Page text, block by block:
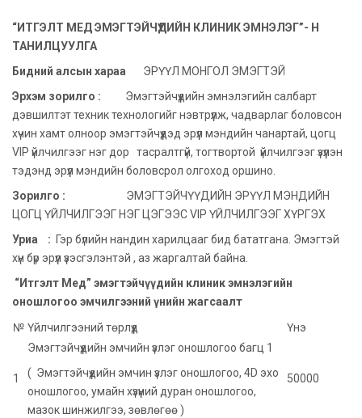
“ИТГЭЛТ МЕД ЭМЭГТЭЙЧҮҮДИЙН КЛИНИК ЭМНЭЛЭГ”- Н
ТАНИЛЦУУЛГА
Бидний алсын хараа
ЭРҮҮЛ МОНГОЛ ЭМЭГТЭЙ
Эрхэм зорилго : Эмэгтэйчүүдийн эмнэлэгийн салбарт
дэвшилтэт техник технологийг нэвтрүүлж, чадварлаг боловсон
хүчин хамт олноор эмэгтэйчүүдэд эрүүл мэндийн чанартай, цогц
VIP үйлчилгээг нэг дор тасралтгүй, тогтвортой үйлчилгээг үзүүлэн
тэдэнд эрүүл мэндийн боловсрол олгоход оршино.
Зорилго : ЭМЭГТЭЙЧҮҮДИЙН ЭРҮҮЛ МЭНДИЙН
ЦОГЦ ҮЙЛЧИЛГЭЭГ НЭГ ЦЭГЭЭС VIP ҮЙЛЧИЛГЭЭГ ХҮРГЭХ
Уриа : Гэр бүлийн нандин харилцааг бид бататгана. Эмэгтэй
хүн бүр эрүүл үзэсгэлэнтэй , аз жаргалтай байна.
“Итгэлт Мед” эмэгтэйчүүдийн клиник эмнэлэгийн
оношлогоо эмчилгээний үнийн жагсаалт
№ Үйлчилгээний төрлүүд Үнэ
1
Эмэгтэйчүүдийн эмчийн үзлэг оношлогоо багц 1
( Эмэгтэйчүүдийн эмчин үзлэг оношлогоо, 4D эхо
оношлогоо, умайн хүзүүний дуран оношлогоо,
мазок шинжилгээ, зөвлөгөө )
50000